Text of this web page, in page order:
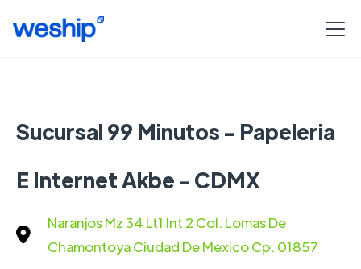
Sucursal 99 Minutos - Papeleria
E Internet Akbe - CDMX
Naranjos Mz 34 Lt1 Int 2 Col. Lomas De
Chamontoya Ciudad De Mexico Cp. 01857